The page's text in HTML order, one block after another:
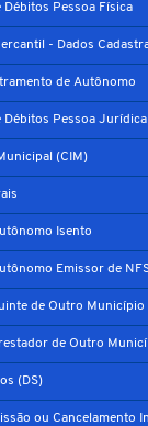
Pessoa Física
- Dados
de Autônomo
Débitos Pessoa
(CIM)
Isento
Emissor de
de Outro Município
de Outro
(DS)
ou Cancelamento